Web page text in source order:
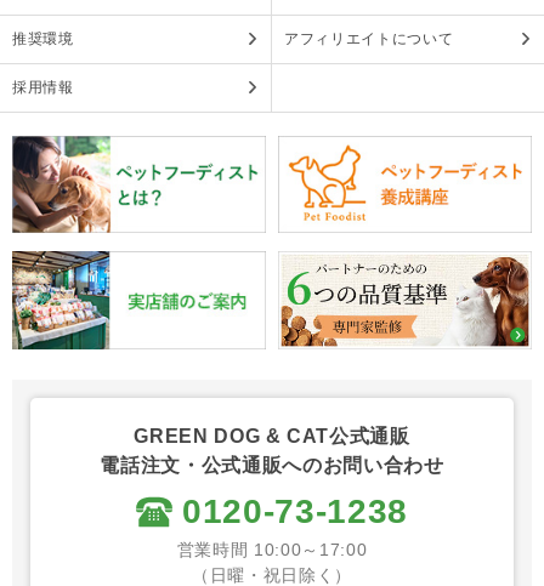
推奨環境 アフィリエイトについて
採用情報
GREEN DOG & CAT公式通販
電話注文・公式通販へのお問い合わせ
0120-73-1238
営業時間 10:00～17:00
（日曜・祝日除く）